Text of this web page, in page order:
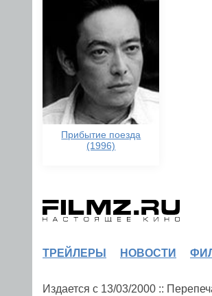
Прибытие поезда
(1996)
ТРЕЙЛЕРЫ НОВОСТИ
Издается с 13/03/2000 ::